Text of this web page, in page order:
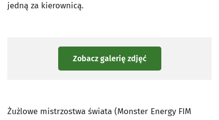
jedną za kierownicą.
Zobacz galerię zdjęć
Żużlowe mistrzostwa świata (Monster Energy FIM